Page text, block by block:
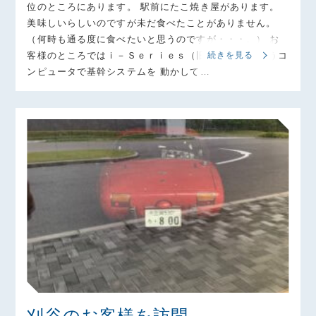
位のところにあります。 駅前にたこ焼き屋があります。
美味しいらしいのですが未だ食べたことがありません。
（何時も通る度に食べたいと思うのですが・・・。） お
客様のところではｉ－Ｓｅｒｉｅｓ（旧AS400）というコ
ンピュータで基幹システムを 動かして…
続きを見る